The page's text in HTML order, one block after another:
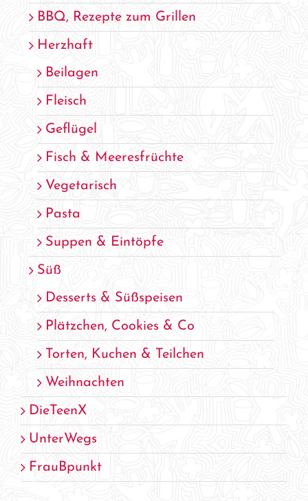
BBQ, Rezepte zum Grillen
Herzhaft
Beilagen
Fleisch
Geflügel
Fisch & Meeresfrüchte
Vegetarisch
Pasta
Suppen & Eintöpfe
Süß
Desserts & Süßspeisen
Plätzchen, Cookies & Co
Torten, Kuchen & Teilchen
Weihnachten
DieTeenX
UnterWegs
FrauBpunkt